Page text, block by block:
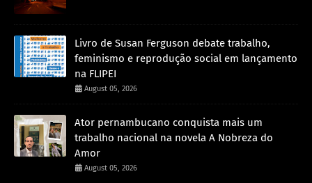
Livro de Susan Ferguson debate trabalho,
feminismo e reprodução social em lançamento
na FLIPEI
August 05, 2026
Ator pernambucano conquista mais um
trabalho nacional na novela A Nobreza do
Amor
August 05, 2026